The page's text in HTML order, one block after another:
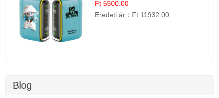
Gyümölcs Íz
Ft 5500.00
Eredeti ár： Ft 11932.00
Blog